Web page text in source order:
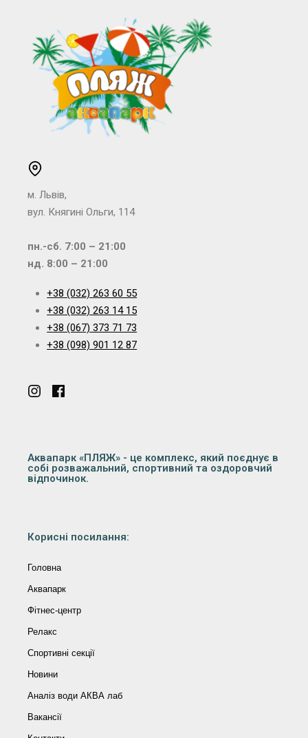
м. Львів,
вул. Княгині Ольги, 114
пн.-сб. 7:00 – 21:00
нд. 8:00 – 21:00
+38 (032) 263 60 55
+38 (032) 263 14 15
+38 (067) 373 71 73
+38 (098) 901 12 87
Аквапарк «ПЛЯЖ» - це комплекс, який поєднує в
собі розважальний, спортивний та оздоровчий
відпочинок.
Корисні посилання:
Головна
Аквапарк
Фітнес-центр
Релакс
Спортивні секції
Новини
Аналіз води АКВА лаб​
Вакансії